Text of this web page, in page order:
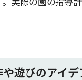
遊びのアイデ